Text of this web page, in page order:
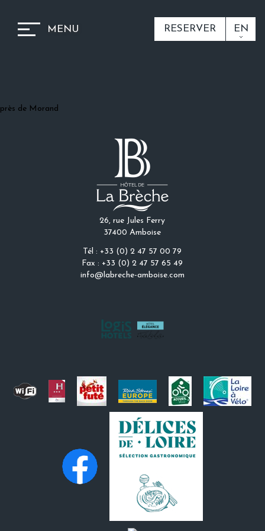
MENU RESERVER EN
près de Morand
26, rue Jules Ferry
37400 Amboise
Tél : +33 (0) 2 47 57 00 79
Fax : +33 (0) 2 47 57 65 49
info@labreche-amboise.com